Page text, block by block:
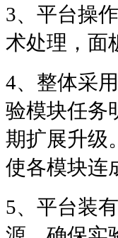
3、平台操
术处理，面
4、整体采
验模块任务
期扩展升级
使各模块连
5、平台装